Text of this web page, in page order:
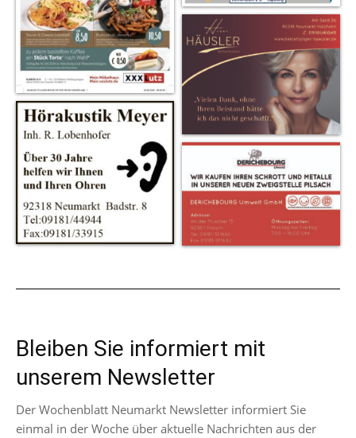
Bleiben Sie informiert mit
unserem Newsletter
Der Wochenblatt Neumarkt Newsletter informiert Sie
einmal in der Woche über aktuelle Nachrichten aus der